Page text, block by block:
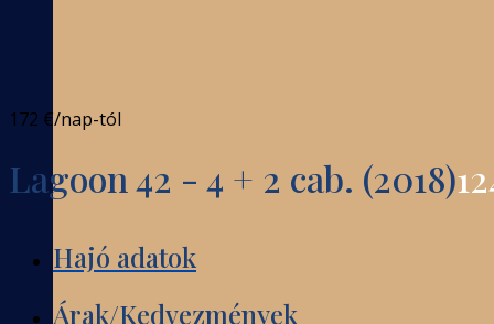
172 €/nap-tól
Lagoon 42 - 4 + 2 cab. (2018)
Hajó adatok
Árak/Kedvezmények